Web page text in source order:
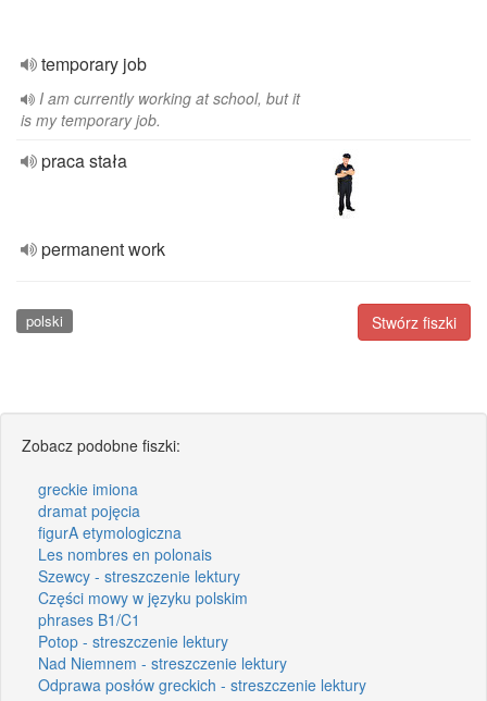
temporary job
I am currently working at school, but it
is my temporary job.
praca stała
permanent work
Stwórz fiszki
polski
Zobacz podobne fiszki:
greckie imiona
dramat pojęcia
figurA etymologiczna
Les nombres en polonais
Szewcy - streszczenie lektury
Części mowy w języku polskim
phrases B1/C1
Potop - streszczenie lektury
Nad Niemnem - streszczenie lektury
Odprawa posłów greckich - streszczenie lektury